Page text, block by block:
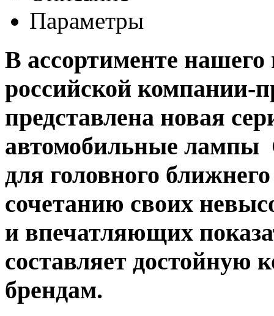
Параметры
В ассортименте нашего
российской компании-
представлена новая
автомобильные лампы
для головного
сочетанию своих
и впечатляющих
составляет достойную
брендам.